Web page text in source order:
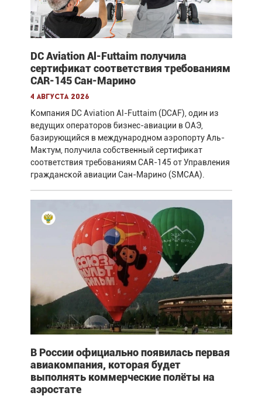
DC Aviation Al-Futtaim получила
сертификат соответствия требованиям
CAR-145 Сан-Марино
4 августа 2026
Компания DC Aviation Al-Futtaim (DCAF), один из
ведущих операторов бизнес-авиации в ОАЭ,
базирующийся в международном аэропорту Аль-
Мактум, получила собственный сертификат
соответствия требованиям CAR-145 от Управления
гражданской авиации Сан-Марино (SMCAA).
В России официально появилась первая
авиакомпания, которая будет
выполнять коммерческие полёты на
аэростате